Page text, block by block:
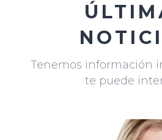
Tenemos información
te puede